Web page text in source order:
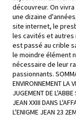
découvreur. On
une dizaine
site internet, le
les cavités et
est passé au crible
le moindre élément
nécessaire de leur
passionnants.
ENVIRONNEMENT LA
JUGEMENT DE
JEAN XXIII DANS
L'ENIGME JEAN 23